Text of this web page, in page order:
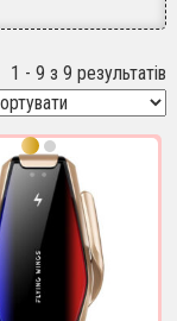
1 - 9 з 9 результатів